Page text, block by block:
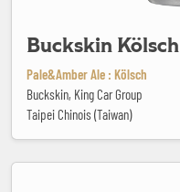
Buckskin Kölsch
Pale&Amber Ale : Kölsch
Buckskin, King Car Group
Taipei Chinois (Taiwan)